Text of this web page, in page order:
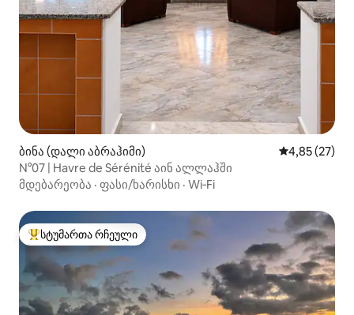
ბინა (დალი აბრაჰიმი) საშუალო
4,85 (27)
N°07 | Havre de Sérénité აინ ალლაჰში
მდებარეობა · ფასი/ხარისხი · Wi‑Fi
სტუმართა რჩეული მოწინავე ვარიანტი
სტუმართა რჩეული